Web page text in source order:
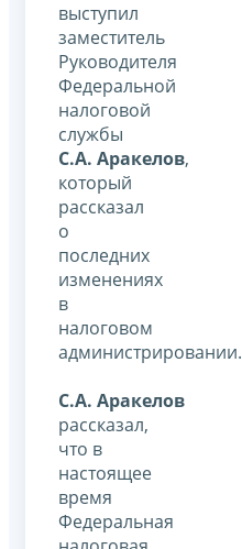
выступил
заместитель
Руководителя
Федеральной
налоговой
службы
С.А. Аракелов,
который
рассказал
о
последних
изменениях
в
налоговом
администрировании.
С.А. Аракелов
рассказал,
что в
настоящее
время
Федеральная